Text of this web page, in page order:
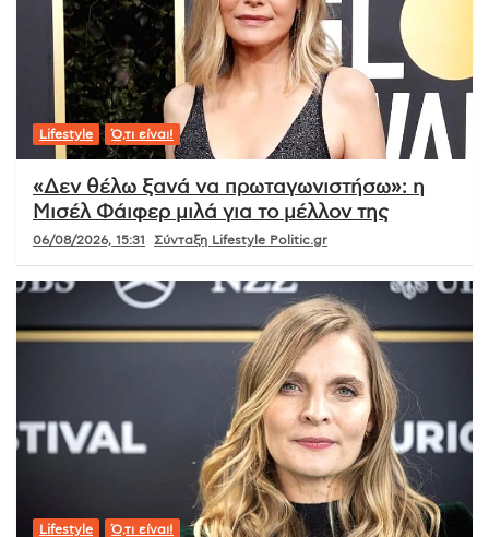
Lifestyle Ό,τι είναι!
«Δεν θέλω ξανά να πρωταγωνιστήσω»: η
Μισέλ Φάιφερ μιλά για το μέλλον της
06/08/2026, 15:31 Σύνταξη Lifestyle Politic.gr
Lifestyle Ό,τι είναι!